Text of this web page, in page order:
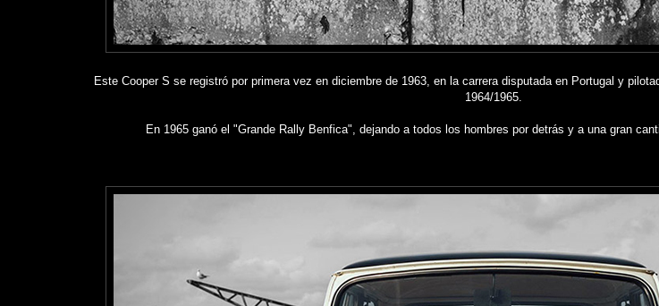
Este Cooper S se registró por primera vez en diciembre de 1963, en la carrera disputada en Portugal y
1964/1965.
En 1965 ganó el "Grande Rally Benfica", dejando a todos los hombres por detrás y a una gran